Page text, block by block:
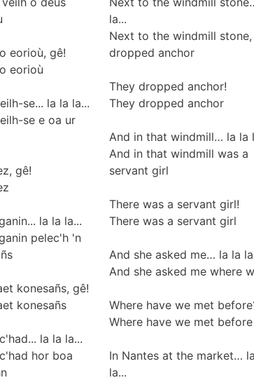
eorioù, gê!
eorioù
se... la la la...
se e oa ur
gê!
la la la...
pelec'h 'n
konesañs, gê!
konesañs
la la la...
hor boa
la...
Next to the windmill
dropped anchor
They dropped anchor!
They dropped anchor
And in that windmill… la la
And in that windmill was a
servant girl
There was a servant girl!
There was a servant girl
And she asked me… la la
And she asked me where
Where have we met
Where have we met before
In Nantes at the market…
la...